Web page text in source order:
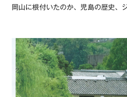
岡山に根付いたのか、児島の歴史、